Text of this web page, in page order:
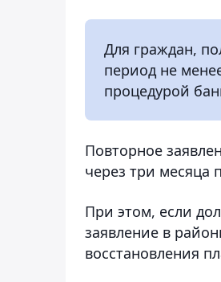
Для граждан,
период не
процедурой
Повторное
через три месяца
При этом, если
заявление в
восстановления